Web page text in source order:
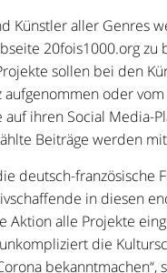
Künstler aller Genres
20fois1000.org
sollen bei den
oder
ihren Social Media-
Beiträge werden
deutsch-französische
in diesen
Aktion alle Projekte
die
bekanntmachen“,